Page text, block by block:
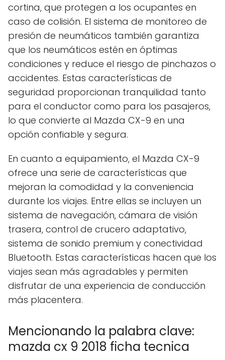
cortina, que protegen a los ocupantes en
caso de colisión. El sistema de monitoreo de
presión de neumáticos también garantiza
que los neumáticos estén en óptimas
condiciones y reduce el riesgo de pinchazos o
accidentes. Estas características de
seguridad proporcionan tranquilidad tanto
para el conductor como para los pasajeros,
lo que convierte al Mazda CX-9 en una
opción confiable y segura.
En cuanto a equipamiento, el Mazda CX-9
ofrece una serie de características que
mejoran la comodidad y la conveniencia
durante los viajes. Entre ellas se incluyen un
sistema de navegación, cámara de visión
trasera, control de crucero adaptativo,
sistema de sonido premium y conectividad
Bluetooth. Estas características hacen que los
viajes sean más agradables y permiten
disfrutar de una experiencia de conducción
más placentera.
Mencionando la palabra clave:
mazda cx 9 2018 ficha tecnica